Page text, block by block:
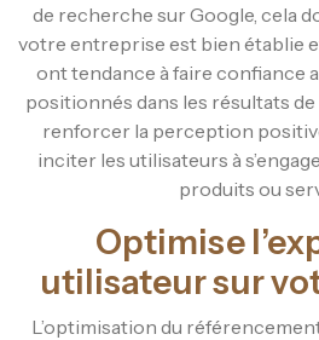
de recherche sur Google, cela
votre entreprise est bien établie
ont tendance à faire confiance
positionnés dans les résultats
renforcer la perception
inciter les utilisateurs à
produits ou
Optimise
utilisateur sur
L’optimisation du